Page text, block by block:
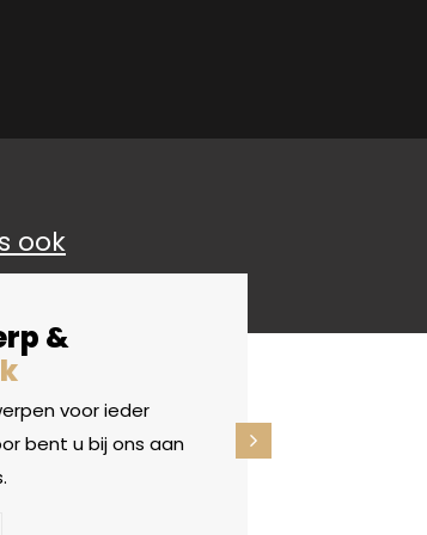
ook
&
voor ieder
bent u bij ons aan